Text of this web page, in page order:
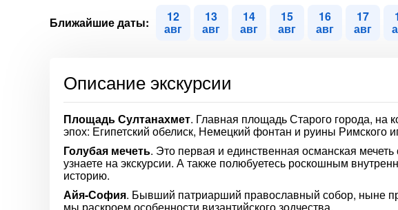
Ближайшие даты: 12
авг
13
авг
14
авг
15
авг
16
авг
17
авг
Описание экскурсии
Площадь Султанахмет. Главная площадь Старого города, на
эпох: Египетский обелиск, Немецкий фонтан и руины Римского
Голубая мечеть. Это первая и единственная османская
узнаете на экскурсии. А также полюбуетесь роскошным
историю.
Айя-София. Бывший патриарший православный собор, ныне